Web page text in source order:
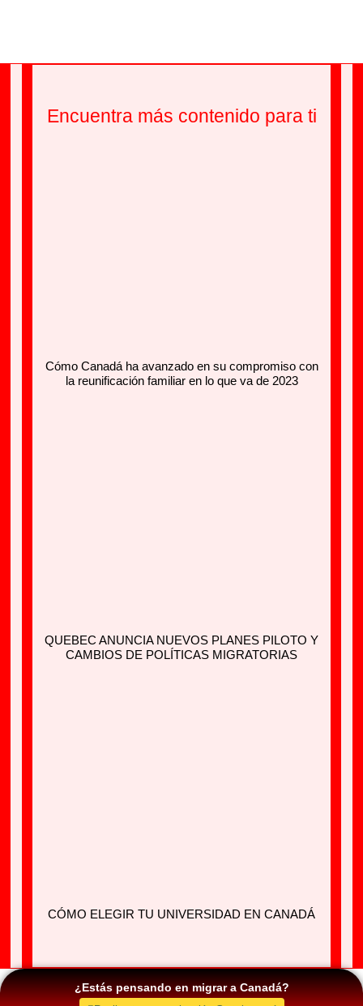
Encuentra más contenido para ti
Cómo Canadá ha avanzado en su compromiso con
la reunificación familiar en lo que va de 2023
QUEBEC ANUNCIA NUEVOS PLANES PILOTO Y
CAMBIOS DE POLÍTICAS MIGRATORIAS
CÓMO ELEGIR TU UNIVERSIDAD EN CANADÁ
¿Estás pensando en migrar a Canadá?